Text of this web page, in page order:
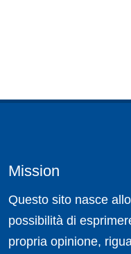
Mission
Questo sito nasce
possibilità di
propria opinione,